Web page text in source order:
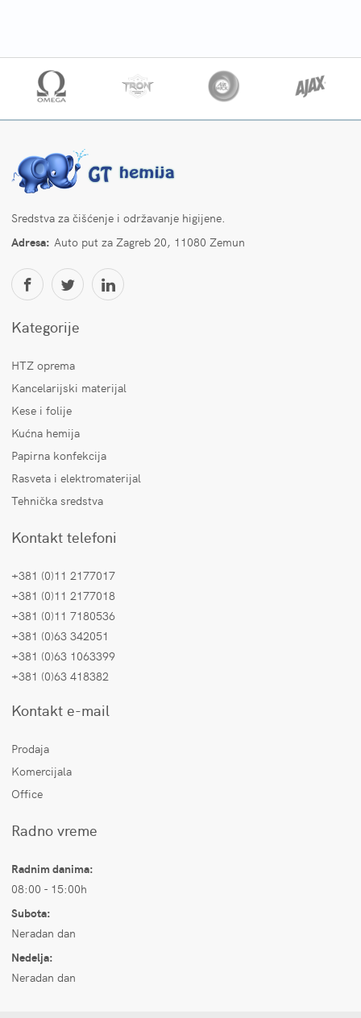
Sredstva za čišćenje i održavanje higijene.
Adresa: Auto put za Zagreb 20, 11080 Zemun
Kategorije
HTZ oprema
Kancelarijski materijal
Kese i folije
Kućna hemija
Papirna konfekcija
Rasveta i elektromaterijal
Tehnička sredstva
Kontakt telefoni
+381 (0)11 2177017
+381 (0)11 2177018
+381 (0)11 7180536
+381 (0)63 342051
+381 (0)63 1063399
+381 (0)63 418382
Kontakt e-mail
Prodaja
Komercijala
Office
Radno vreme
Radnim danima:
08:00 - 15:00h
Subota:
Neradan dan
Nedelja:
Neradan dan